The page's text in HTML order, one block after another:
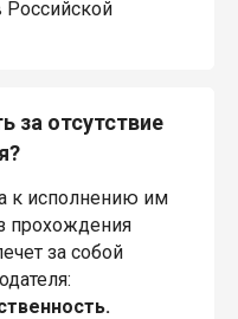
за отсутствие
к исполнению им
прохождения
за собой